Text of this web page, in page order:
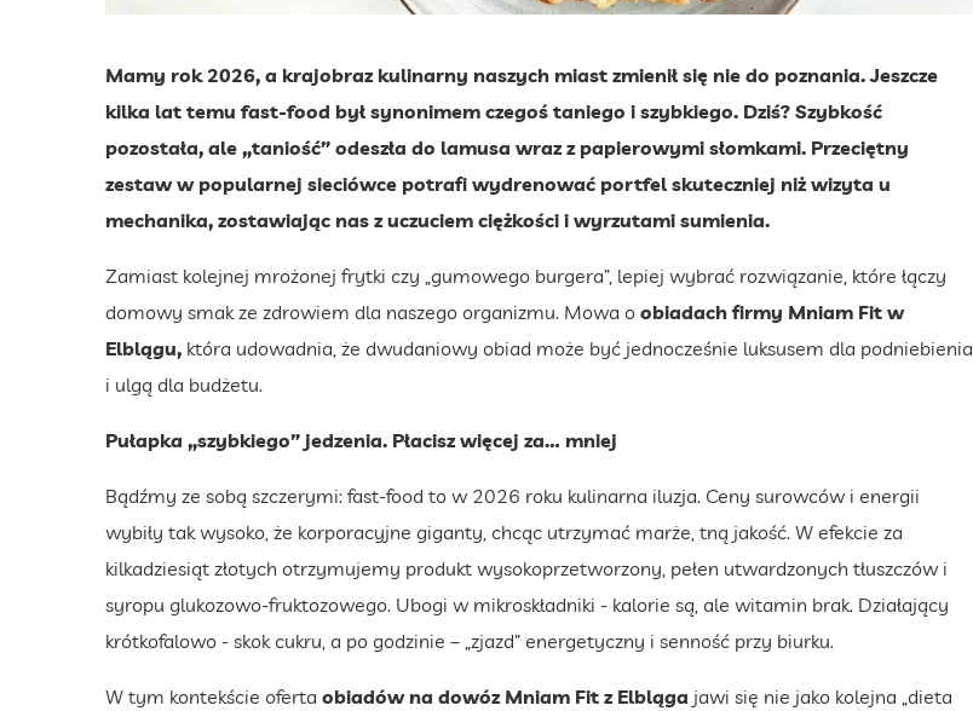
Mamy rok 2026, a krajobraz kulinarny naszych miast zmienił się nie do poznania. Jeszcze
kilka lat temu fast-food był synonimem czegoś taniego i szybkiego. Dziś? Szybkość
pozostała, ale „taniość” odeszła do lamusa wraz z papierowymi słomkami. Przeciętny
zestaw w popularnej sieciówce potrafi wydrenować portfel skuteczniej niż wizyta u
mechanika, zostawiając nas z uczuciem ciężkości i wyrzutami sumienia.
Zamiast kolejnej mrożonej frytki czy „gumowego burgera”, lepiej wybrać rozwiązanie, które łączy
domowy smak ze zdrowiem dla naszego organizmu. Mowa o obiadach firmy Mniam Fit w
Elblągu, która udowadnia, że dwudaniowy obiad może być jednocześnie luksusem dla podniebienia
i ulgą dla budżetu.
Pułapka „szybkiego” jedzenia. Płacisz więcej za… mniej
Bądźmy ze sobą szczerymi: fast-food to w 2026 roku kulinarna iluzja. Ceny surowców i energii
wybiły tak wysoko, że korporacyjne giganty, chcąc utrzymać marże, tną jakość. W efekcie za
kilkadziesiąt złotych otrzymujemy produkt wysokoprzetworzony, pełen utwardzonych tłuszczów i
syropu glukozowo-fruktozowego. Ubogi w mikroskładniki - kalorie są, ale witamin brak. Działający
krótkofalowo - skok cukru, a po godzinie – „zjazd” energetyczny i senność przy biurku.
W tym kontekście oferta obiadów na dowóz Mniam Fit z Elbląga jawi się nie jako kolejna „dieta